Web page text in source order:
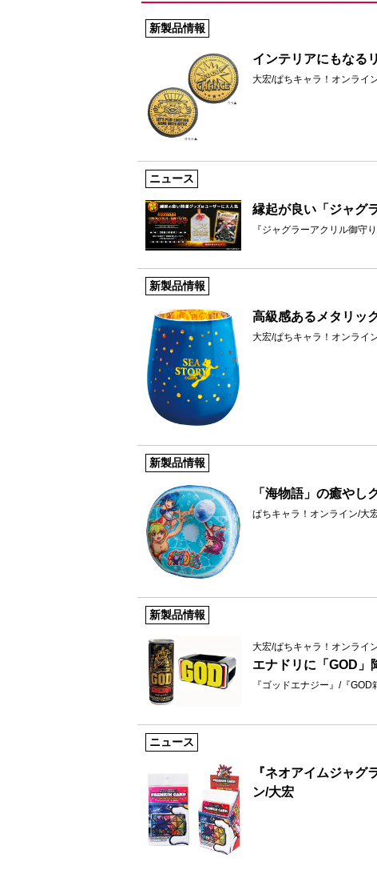
新製品情報
インテリアにもなる
大宏/ぱちキャラ！オンライ
ニュース
縁起が良い「ジャグ
『ジャグラーアクリル御守り
新製品情報
高級感あるメタリッ
大宏/ぱちキャラ！オンライ
新製品情報
「海物語」の癒やし
ぱちキャラ！オンライン/大
新製品情報
大宏/ぱちキャラ！オンライ
エナドリに「GOD」
『ゴッドエナジー』/『GOD
ニュース
『ネオアイムジャグ
ン/大宏